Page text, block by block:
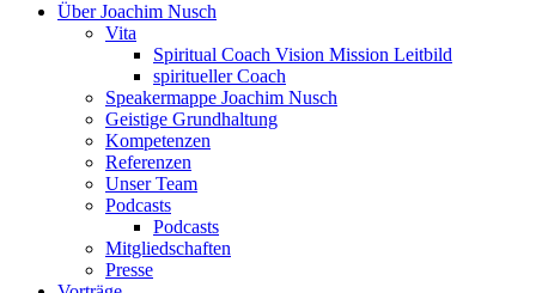
Über Joachim Nusch
Vita
Spiritual Coach Vision Mission Leitbild
spiritueller Coach
Speakermappe Joachim Nusch
Geistige Grundhaltung
Kompetenzen
Referenzen
Unser Team
Podcasts
Podcasts
Mitgliedschaften
Presse